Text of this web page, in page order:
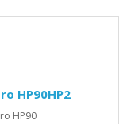
HP90HP2
HP90